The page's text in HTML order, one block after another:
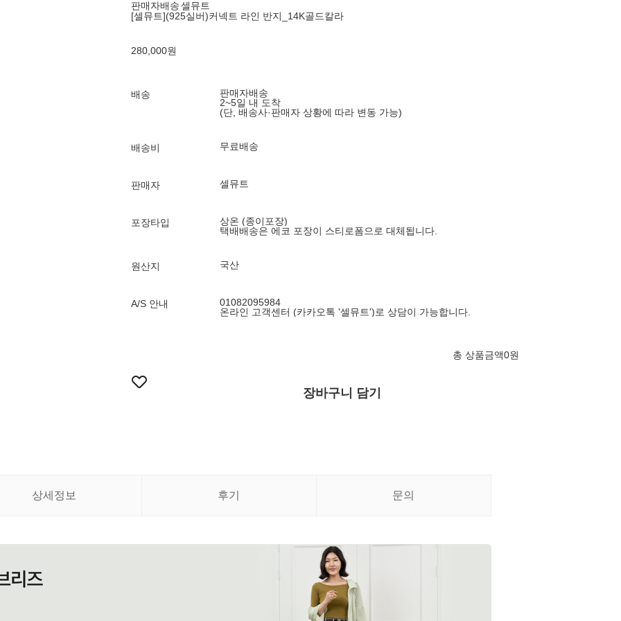
판매자배송셀뮤트
[셀뮤트](925실버)커넥트 라인 반지_14K골드칼라
280,000원
배송
판매자배송
2~5일 내 도착
(단, 배송사·판매자 상황에 따라 변동 가능)
배송비 무료배송
판매자 셀뮤트
포장타입
상온 (종이포장)
택배배송은 에코 포장이 스티로폼으로 대체됩니다.
원산지 국산
A/S 안내
01082095984
온라인 고객센터 (카카오톡 '셀뮤트')로 상담이 가능합니다.
총 상품금액0원
장바구니 담기
상세정보 후기 문의